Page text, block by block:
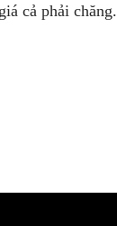
cả phải chăng.